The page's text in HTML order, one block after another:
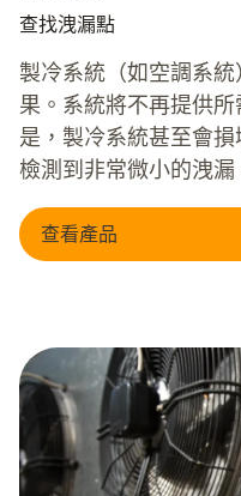
查找洩漏點
製冷系統（如空調系
果。系統將不再提供
是，製冷系統甚至會
檢測到非常微小的洩漏
查看產品